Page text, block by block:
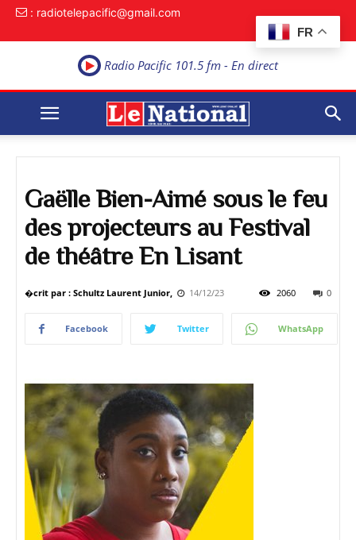
FR
: radiotelepacific@gmail.com
Radio Pacific 101.5 fm - En direct
Gaëlle Bien-Aimé sous le feu
des projecteurs au Festival
de théâtre En Lisant
�crit par : Schultz Laurent Junior, 14/12/23 0
2060
Facebook Twitter WhatsApp